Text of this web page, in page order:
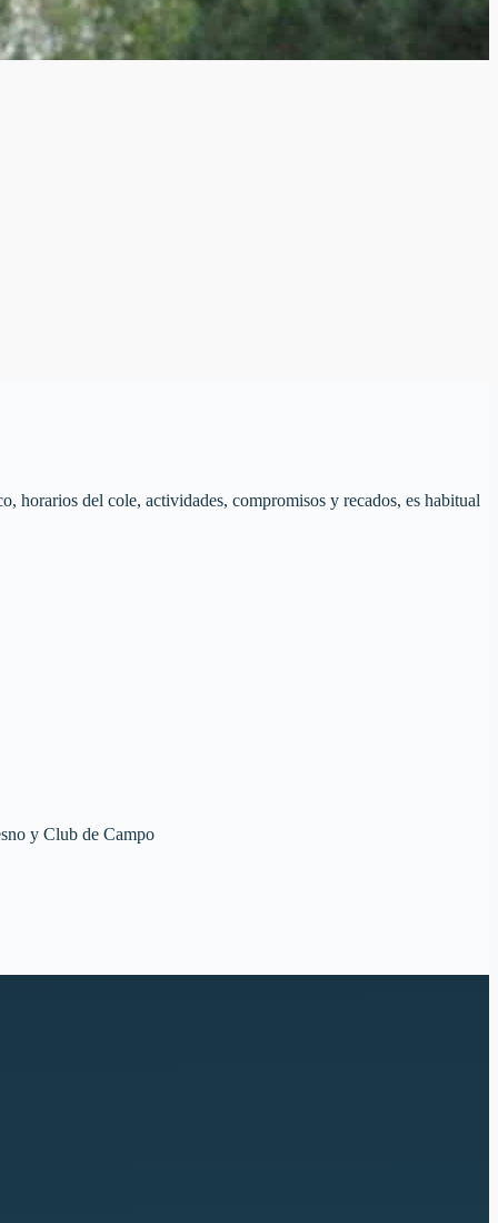
horarios del cole, actividades, compromisos y recados, es habitual
y Club de Campo